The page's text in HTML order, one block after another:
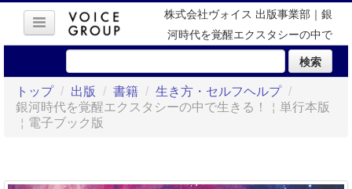
株式会社ヴォイス 出版事業部｜銀
河時代を覚醒エクスタシーの中で
生きる！￤単行本版￤電子ブック
版
検索
トップ / 出版 / 書籍 / 生き方・セルフヘルプ /
銀河時代を覚醒エクスタシーの中で生きる！￤単行本版
￤電子ブック版